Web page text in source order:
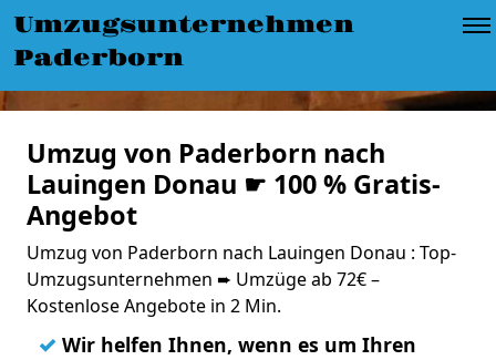
Umzugsunternehmen
Paderborn
Umzug von Paderborn nach
Lauingen Donau ☛ 100 % Gratis-
Angebot
Umzug von Paderborn nach Lauingen Donau : Top-
Umzugsunternehmen ➨ Umzüge ab 72€ –
Kostenlose Angebote in 2 Min.
✓ Wir helfen Ihnen, wenn es um Ihren